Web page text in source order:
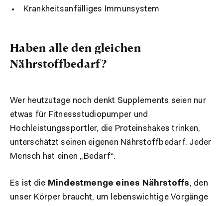
Krankheitsanfälliges Immunsystem
Haben alle den gleichen
Nährstoffbedarf?
Wer heutzutage noch denkt Supplements seien nur
etwas für Fitnessstudiopumper und
Hochleistungssportler, die Proteinshakes trinken,
unterschätzt seinen eigenen Nährstoffbedarf. Jeder
Mensch hat einen „Bedarf“.
Es ist die Mindestmenge eines Nährstoffs, den
unser Körper braucht, um lebenswichtige Vorgänge